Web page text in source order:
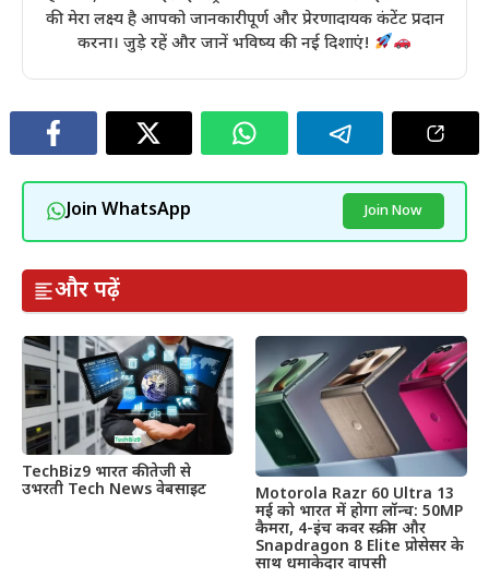
की मेरा लक्ष्य है आपको जानकारीपूर्ण और प्रेरणादायक कंटेंट प्रदान
करना। जुड़े रहें और जानें भविष्य की नई दिशाएं!
Join WhatsApp Join Now
और पढ़ें
TechBiz9 भारत की तेजी से
उभरती Tech News वेबसाइट
Motorola Razr 60 Ultra 13
मई को भारत में होगा लॉन्च: 50MP
कैमरा, 4-इंच कवर स्क्रीन और
Snapdragon 8 Elite प्रोसेसर के
साथ धमाकेदार वापसी